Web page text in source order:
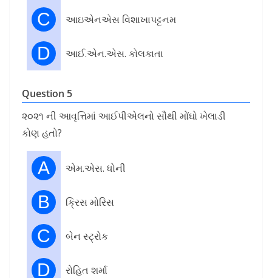
C આઇએનએસ વિશાખાપટ્ટનમ
D આઈ.એન.એસ. કોલકાતા
Question 5
૨૦૨૧ ની આવૃત્તિમાં આઈપીએલનો સૌથી મોંઘો ખેલાડી
કોણ હતો?
A એમ.એસ. ધોની
B ક્રિસ મોરિસ
C બેન સ્ટ્રોક
D રોહિત શર્મા